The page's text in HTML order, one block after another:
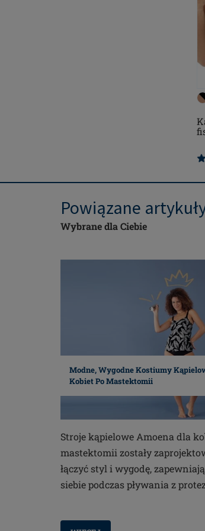
Powiązane
Wybrane dla Ciebie
Modne, Wygodne Kostiumy
Kobiet Po Mastektomii
Stroje kąpielowe Amoena dla
mastektomii zostały
łączyć styl i wygodę,
siebie podczas pływania z